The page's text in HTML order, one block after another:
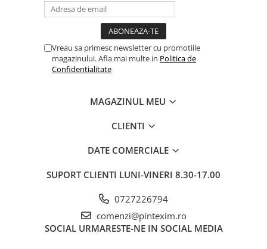
Creioane cerate
Creioane mecanice si rezerve
Linere si rollere
Markere permanente
Markere speciale pentru desen
Vreau sa primesc newsletter cu promotiile
magazinului. Afla mai multe in Politica de
Confidentialitate
MAGAZINUL MEU
CLIENTI
DATE COMERCIALE
SUPORT CLIENTI LUNI-VINERI 8.30-17.00
0727226794
comenzi@pintexim.ro
SOCIAL URMARESTE-NE IN SOCIAL MEDIA